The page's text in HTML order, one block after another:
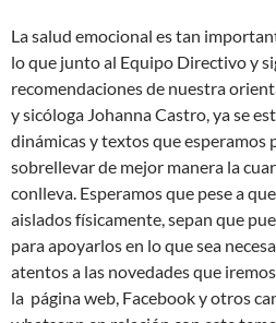
La salud emocional es tan
lo que junto al Equipo Directivo y
recomendaciones de nuestra
y sicóloga Johanna Castro, ya se
dinámicas y textos que esperamos
sobrellevar de mejor manera la
conlleva. Esperamos que pese a
aislados físicamente, sepan que
para apoyarlos en lo que sea
atentos a las novedades que
la página web, Facebook y otros